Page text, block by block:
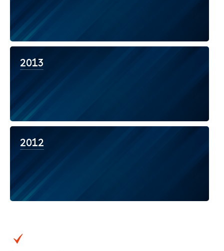
2013
2012